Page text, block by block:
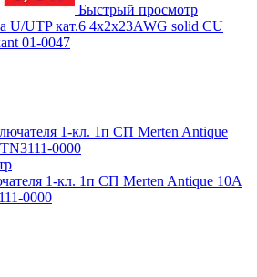
Быстрый просмотр
U/UTP кат.6 4х2х23AWG solid CU
01-0047
1-кл. 1п СП Merten Antique 10А
0000